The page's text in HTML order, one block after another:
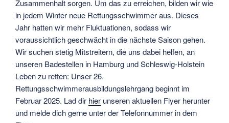
Zusammenhalt sorgen. Um das zu erreichen, bilden wir wie
in jedem Winter neue Rettungsschwimmer aus. Dieses
Jahr hatten wir mehr Fluktuationen, sodass wir
voraussichtlich geschwächt in die nächste Saison gehen.
Wir suchen stetig Mitstreitern, die uns dabei helfen, an
unseren Badestellen in Hamburg und Schleswig-Holstein
Leben zu retten: Unser 26.
Rettungsschwimmerausbildungslehrgang beginnt im
Februar 2025. Lad dir hier unseren aktuellen Flyer herunter
und melde dich gerne unter der Telefonnummer in dem